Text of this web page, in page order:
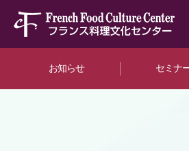
お知らせ セミナ